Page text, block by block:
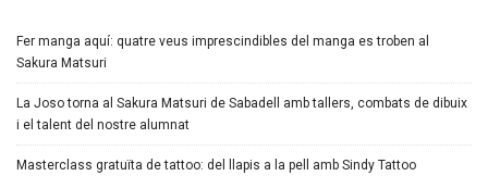
Fer manga aquí: quatre veus imprescindibles del manga es troben al
Sakura Matsuri
La Joso torna al Sakura Matsuri de Sabadell amb tallers, combats de dibuix
i el talent del nostre alumnat
Masterclass gratuïta de tattoo: del llapis a la pell amb Sindy Tattoo